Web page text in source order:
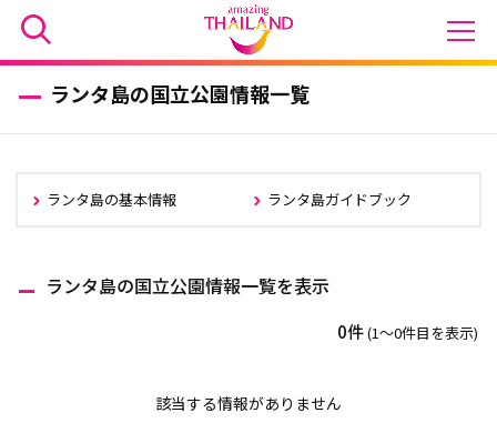
ランタ島の国立公園情報一覧
ランタ島の基本情報 ランタ島ガイドブック
ランタ島の国立公園情報一覧を表示
0件(1〜0件目を表示)
該当する情報がありません